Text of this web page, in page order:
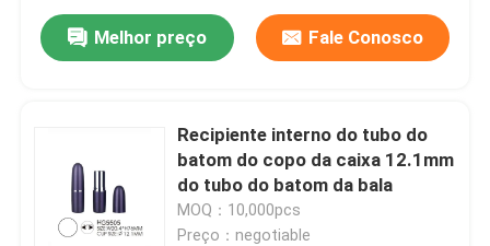
Melhor preço Fale Conosco
Recipiente interno do tubo do
batom do copo da caixa 12.1mm
do tubo do batom da bala
MOQ：10,000pcs
Preço：negotiable